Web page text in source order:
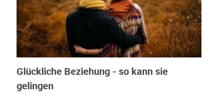
Glückliche Beziehung - so kann sie
gelingen